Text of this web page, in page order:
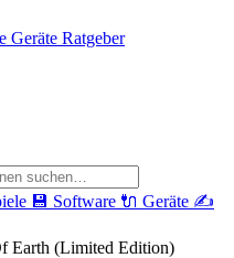
Geräte Ratgeber
💾 Software 🔌 Geräte ✍️
Earth (Limited Edition)